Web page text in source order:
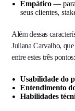
Empático — para
seus clientes,
Além dessas
Juliana Carvalho,
entre estes três pontos:
Usabilidade do
Entendimento
Habilidades